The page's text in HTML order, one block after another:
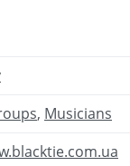
, Musicians